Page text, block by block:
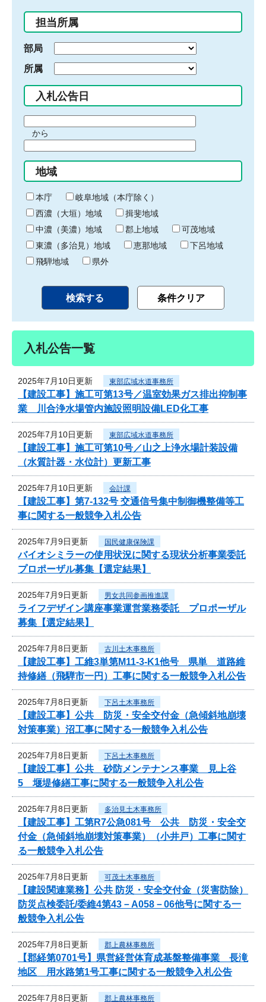
入
力
担当所属
部局
所属
入札公告日
間
始
り
から
間
終
わ
り
地域
本庁
岐阜地域（本庁除く）
西濃（大垣）地域
揖斐地域
中濃（美濃）地域
郡上地域
可茂地域
東濃（多治見）地域
恵那地域
下呂地域
飛騨地域
県外
入札公告一覧
2025年7月10日更新 東部広域水道事務所
【建設工事】施工可第13号／温室効果ガス排出抑制事
業 川合浄水場管内施設照明設備LED化工事
2025年7月10日更新 東部広域水道事務所
【建設工事】施工可第10号／山之上浄水場計装設備
（水質計器・水位計）更新工事
2025年7月10日更新 会計課
【建設工事】第7-132号 交通信号集中制御機整備等工
事に関する一般競争入札公告
2025年7月9日更新 国民健康保険課
バイオシミラーの使用状況に関する現状分析事業委託
プロポーザル募集【選定結果】
2025年7月9日更新 男女共同参画推進課
ライフデザイン講座事業運営業務委託 プロポーザル
募集【選定結果】
2025年7月8日更新 古川土木事務所
【建設工事】工維3単第M11-3-K1他号 県単 道路維
持修繕（飛騨市一円）工事に関する一般競争入札公告
2025年7月8日更新 下呂土木事務所
【建設工事】公共 防災・安全交付金（急傾斜地崩壊
対策事業）沼工事に関する一般競争入札公告
2025年7月8日更新 下呂土木事務所
【建設工事】公共 砂防メンテナンス事業 見上谷
5 堰堤修繕工事に関する一般競争入札公告
2025年7月8日更新 多治見土木事務所
【建設工事】工第R7公急081号 公共 防災・安全交
付金（急傾斜地崩壊対策事業）（小井戸）工事に関す
る一般競争入札公告
2025年7月8日更新 可茂土木事務所
【建設関連業務】公共 防災・安全交付金（災害防除）
防災点検委託/委維4第43－A058－06他号に関する一
般競争入札公告
2025年7月8日更新 郡上農林事務所
【郡経第0701号】県営経営体育成基盤整備事業 長滝
地区 用水路第1号工事に関する一般競争入札公告
2025年7月8日更新 郡上農林事務所